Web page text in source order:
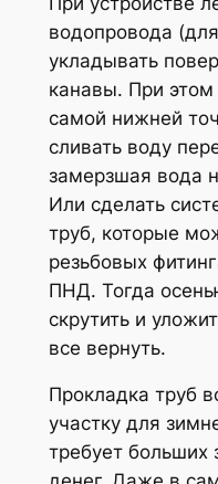
водопровода
укладывать
канавы. При
самой нижней
сливать воду
замерзшая вода
Или сделать
труб, которые
резьбовых
ПНД. Тогда
скрутить и
все вернуть.
Прокладка труб
участку для
требует больших